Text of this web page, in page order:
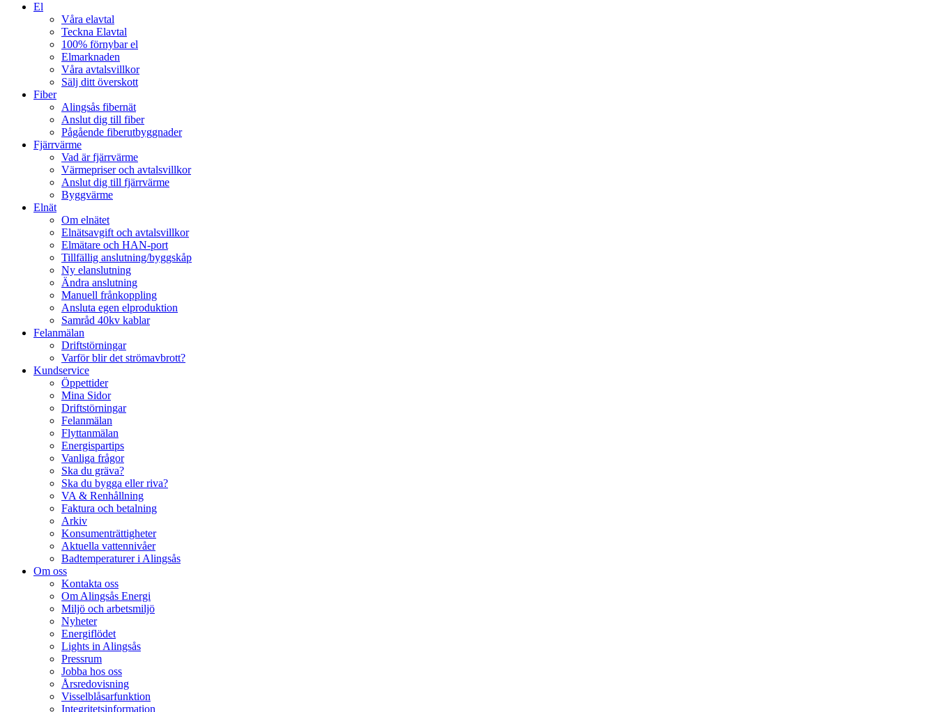
El
Våra elavtal
Teckna Elavtal
100% förnybar el
Elmarknaden
Våra avtalsvillkor
Sälj ditt överskott
Fiber
Alingsås fibernät
Anslut dig till fiber
Pågående fiberutbyggnader
Fjärrvärme
Vad är fjärrvärme
Värmepriser och avtalsvillkor
Anslut dig till fjärrvärme
Byggvärme
Elnät
Om elnätet
Elnätsavgift och avtalsvillkor
Elmätare och HAN-port
Tillfällig anslutning/byggskåp
Ny elanslutning
Ändra anslutning
Manuell frånkoppling
Ansluta egen elproduktion
Samråd 40kv kablar
Felanmälan
Driftstörningar
Varför blir det strömavbrott?
Kundservice
Öppettider
Mina Sidor
Driftstörningar
Felanmälan
Flyttanmälan
Energispartips
Vanliga frågor
Ska du gräva?
Ska du bygga eller riva?
VA & Renhållning
Faktura och betalning
Arkiv
Konsumenträttigheter
Aktuella vattennivåer
Badtemperaturer i Alingsås
Om oss
Kontakta oss
Om Alingsås Energi
Miljö och arbetsmiljö
Nyheter
Energiflödet
Lights in Alingsås
Pressrum
Jobba hos oss
Årsredovisning
Visselblåsarfunktion
Integritetsinformation